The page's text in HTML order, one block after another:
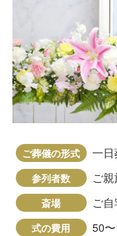
ご葬儀の形式 一日
参列者数 ご
斎場 ご自
式の費用 50